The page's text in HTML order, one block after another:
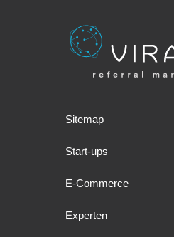
Sitemap
Start-ups
E-Commerce
Experten